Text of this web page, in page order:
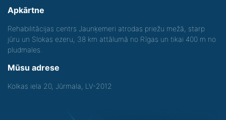
Apkārtne
Rehabilitācijas centrs Jaunķemeri atrodas priežu mežā, starp
jūru un Slokas ezeru, 38 km attālumā no Rīgas un tikai 400 m no
pludmales.
Mūsu adrese
Kolkas iela 20, Jūrmala, LV-2012